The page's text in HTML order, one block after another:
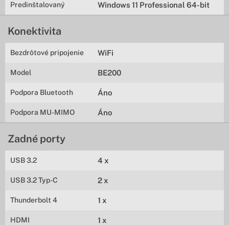
Predinštalovaný Windows 11 Professional 64-bit
Konektivita
Bezdrôtové pripojenie WiFi
Model BE200
Podpora Bluetooth Áno
Podpora MU-MIMO Áno
Zadné porty
USB 3.2 4 x
USB 3.2 Typ-C 2 x
Thunderbolt 4 1 x
HDMI 1 x